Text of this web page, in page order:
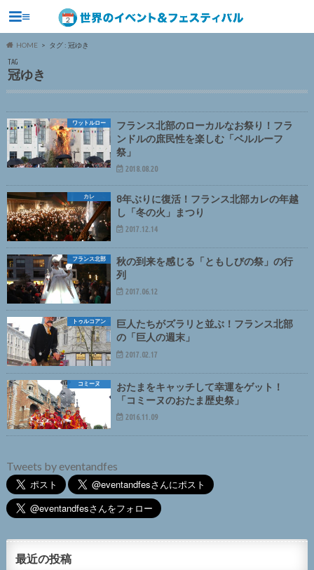
≡
HOME タグ : 冠ゆき
TAG
冠ゆき
ワットルロー
フランス北部のローカルなお祭り！フラ
ンドルの庶民性を楽しむ「ベルルーフ
祭」
2018.08.20
カレ
8年ぶりに復活！フランス北部カレの年越
し「冬の火」まつり
2017.12.14
フランス北部
秋の到来を感じる「ともしびの祭」の行
列
2017.06.12
トゥルコアン
巨人たちがズラリと並ぶ！フランス北部
の「巨人の週末」
2017.02.17
コミーヌ
おたまをキャッチして幸運をゲット！
「コミーヌのおたま歴史祭」
2016.11.09
Tweets by eventandfes
最近の投稿